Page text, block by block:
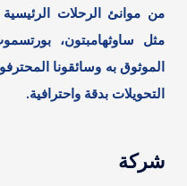
من موانئ الرحلات
مثل ساوثهامبتون،
الموثوق به وسائقونا
التحويلات بدقة واحترافية.
شركة